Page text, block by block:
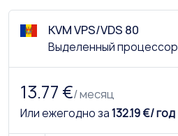
KVM VPS/VDS 80
Выделенный процессор
13.77 €/ месяц
Или ежегодно за132.19 €/ год